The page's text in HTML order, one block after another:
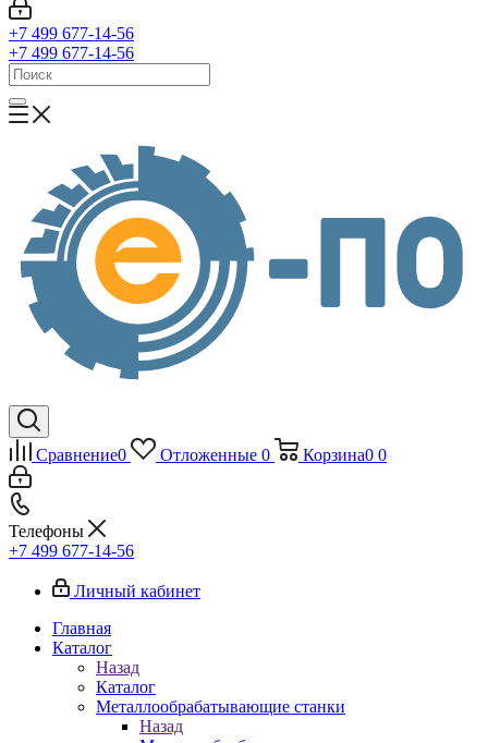
+7 499 677-14-56
+7 499 677-14-56
Сравнение0 Отложенные 0 Корзина0 0
Телефоны
+7 499 677-14-56
Личный кабинет
Главная
Каталог
Назад
Каталог
Металлообрабатывающие станки
Назад